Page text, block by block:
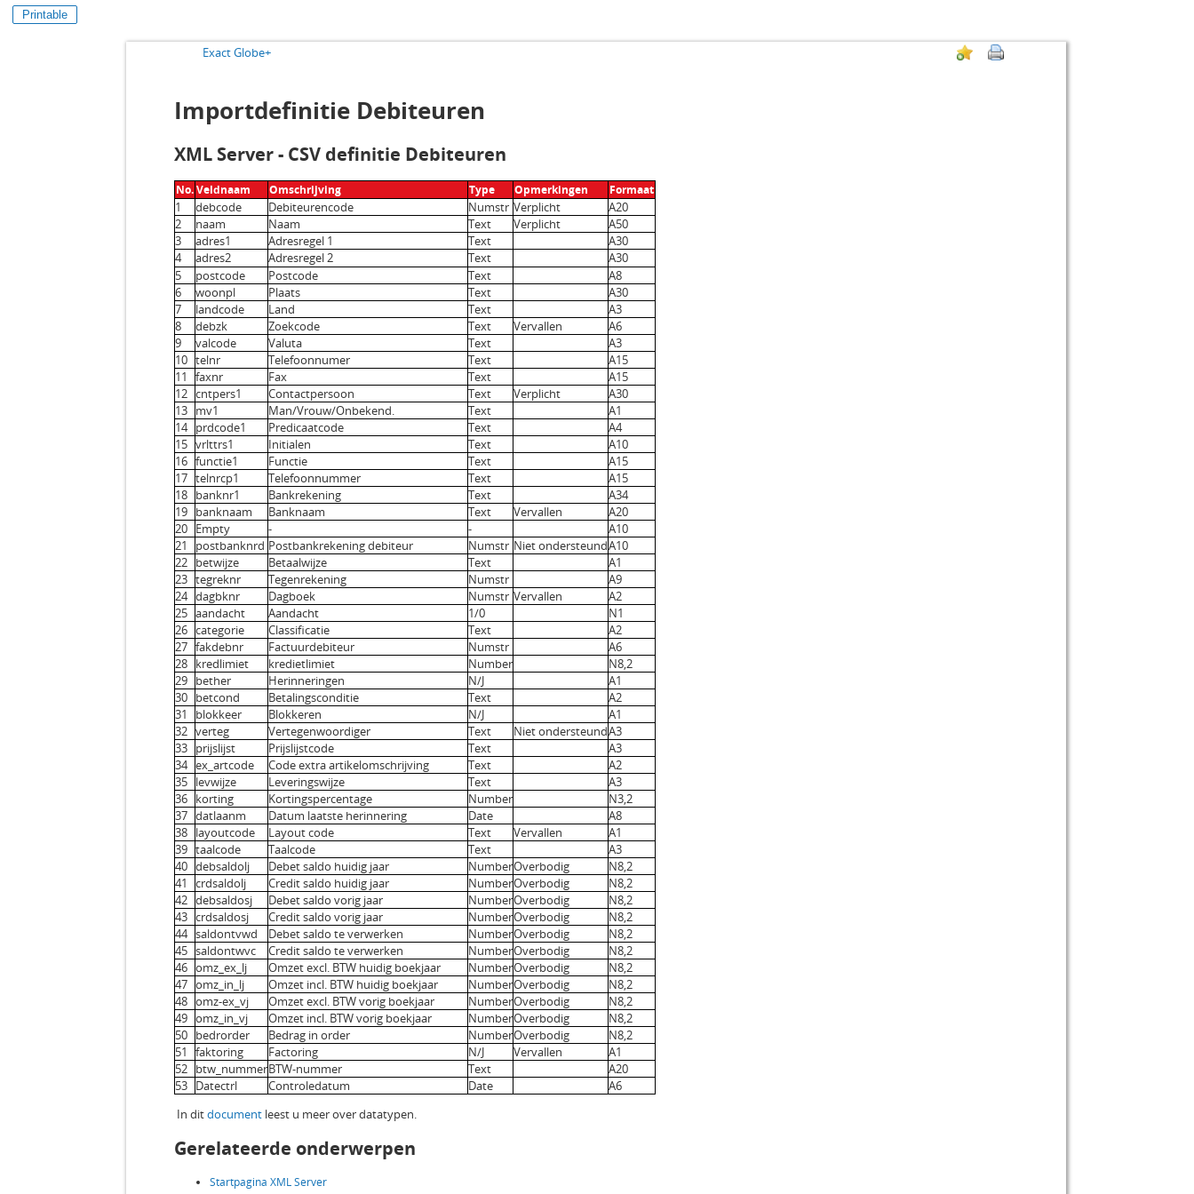
Printable
Exact Globe+
Importdefinitie Debiteuren
XML Server - CSV definitie Debiteuren
No. Veldnaam Omschrijving Type Opmerkingen Formaat
1 debcode Debiteurencode Numstr Verplicht
A20
2
naam Naam Text Verplicht
A50
3
adres1 Adresregel 1 Text
A30
4
adres2 Adresregel 2 Text
A30
5
postcode Postcode Text
A8
6
woonpl Plaats Text
A30
7
landcode Land Text
A3
8
debzk Zoekcode Text Vervallen
A6
9
valcode Valuta Text
A3
10 telnr Telefoonnumer Text
A15
11
faxnr Fax Text
A15
12 cntpers1 Contactpersoon Text Verplicht
A30
13 mv1 Man/Vrouw/Onbekend. Text
A1
14 prdcode1 Predicaatcode Text
A4
15 vrlttrs1 Initialen Text
A10
16 functie1 Functie Text
A15
17 telnrcp1 Telefoonnummer Text
A15
18 banknr1 Bankrekening Text
A34
19 banknaam Banknaam Text Vervallen
A20
20 Empty - -
A10
21
postbanknrd Postbankrekening debiteur Numstr Niet ondersteundA10
22 betwijze Betaalwijze Text
A1
23 tegreknr Tegenrekening Numstr
A9
24 dagbknr Dagboek Numstr Vervallen
A2
25 aandacht Aandacht 1/0
N1
26 categorie Classificatie Text
A2
27 fakdebnr Factuurdebiteur Numstr
A6
28 kredlimiet kredietlimiet Number
N8,2
29 bether Herinneringen N/J
A1
30 betcond Betalingsconditie Text
A2
31
blokkeer Blokkeren N/J
A1
32 verteg Vertegenwoordiger Text Niet ondersteundA3
33 prijslijst Prijslijstcode Text
A3
34 ex_artcode Code extra artikelomschrijving Text
A2
35 levwijze Leveringswijze Text
A3
36 korting Kortingspercentage Number
N3,2
37 datlaanm Datum laatste herinnering Date
A8
38 layoutcode Layout code Text Vervallen
A1
39 taalcode Taalcode Text
A3
40 debsaldolj Debet saldo huidig jaar NumberOverbodig
N8,2
41
crdsaldolj Credit saldo huidig jaar NumberOverbodig
N8,2
42 debsaldosj Debet saldo vorig jaar NumberOverbodig
N8,2
43 crdsaldosj Credit saldo vorig jaar NumberOverbodig
N8,2
44 saldontvwd Debet saldo te verwerken NumberOverbodig
N8,2
45 saldontwvc Credit saldo te verwerken NumberOverbodig
N8,2
46 omz_ex_lj Omzet excl. BTW huidig boekjaar NumberOverbodig
N8,2
47 omz_in_lj Omzet incl. BTW huidig boekjaar NumberOverbodig
N8,2
48 omz-ex_vj Omzet excl. BTW vorig boekjaar NumberOverbodig
N8,2
49 omz_in_vj Omzet incl. BTW vorig boekjaar NumberOverbodig
N8,2
50 bedrorder Bedrag in order NumberOverbodig
N8,2
51
faktoring Factoring N/J Vervallen
A1
52 btw_nummerBTW-nummer Text
A20
53 Datectrl Controledatum Date
A6
In ditdocumentleest u meer over datatypen.
Gerelateerde onderwerpen
Startpagina XML Server